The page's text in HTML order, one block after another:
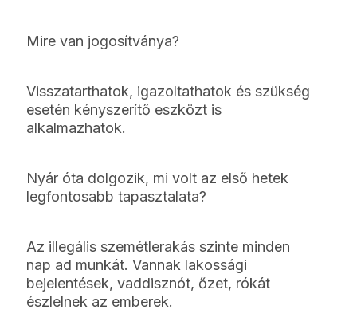
Mire van jogosítványa?
Visszatarthatok, igazoltathatok és szükség
esetén kényszerítő eszközt is
alkalmazhatok.
Nyár óta dolgozik, mi volt az első hetek
legfontosabb tapasztalata?
Az illegális szemétlerakás szinte minden
nap ad munkát. Vannak lakossági
bejelentések, vaddisznót, őzet, rókát
észlelnek az emberek.